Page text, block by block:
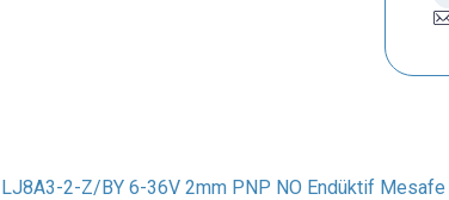
LJ8A3-2-Z/BY 6-36V 2mm PNP NO Endüktif Mesafe